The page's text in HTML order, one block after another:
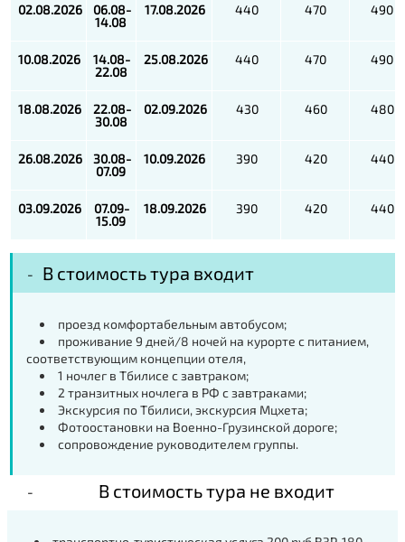
02.08.2026
06.08-
14.08
17.08.2026 440 470 490
10.08.2026
14.08-
22.08
25.08.2026 440 470 490
18.08.2026
22.08-
30.08
02.09.2026 430 460 480
26.08.2026
30.08-
07.09
10.09.2026 390 420 440
03.09.2026
07.09-
15.09
18.09.2026 390 420 440
В стоимость тура входит
проезд комфортабельным автобусом;
проживание 9 дней/8 ночей на курорте с питанием,
соответствующим концепции отеля,
1 ночлег в Тбилисе с завтраком;
2 транзитных ночлега в РФ с завтраками;
Экскурсия по Тбилиси, экскурсия Мцхета;
Фотоостановки на Военно-Грузинской дороге;
сопровождение руководителем группы.
В стоимость тура не входит